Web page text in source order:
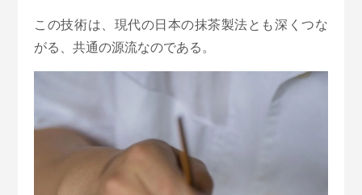
この技術は、現代の日本の抹茶製法とも深くつな
がる、共通の源流なのである。